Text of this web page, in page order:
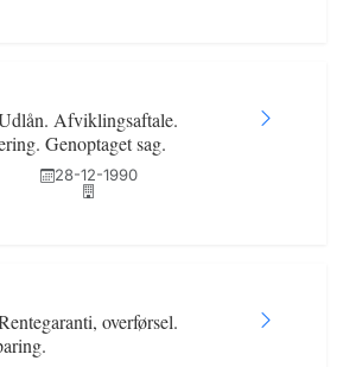
Afviklingsaftale.
Genoptaget sag.
28-12-1990
overførsel.